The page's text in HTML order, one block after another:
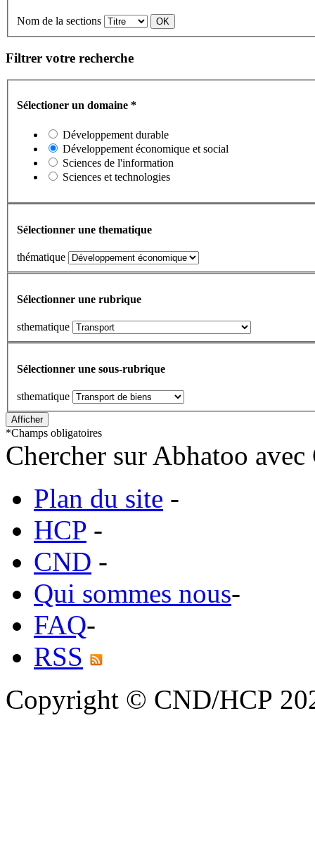
Nom de la sections
Filtrer votre recherche
Sélectioner un domaine *
Développement durable
Développement économique et social
Sciences de l'information
Sciences et technologies
Sélectionner une thematique
thématique
Sélectionner une rubrique
sthematique
Sélectionner une sous-rubrique
sthematique
*Champs obligatoires
Chercher sur Abhatoo
Plan du site -
HCP -
CND -
Qui sommes nous-
FAQ-
RSS
Copyright © CND/HCP